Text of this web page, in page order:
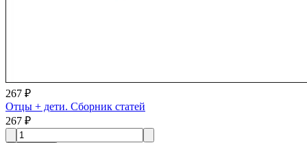
267 ₽
Отцы + дети. Сборник статей
267 ₽